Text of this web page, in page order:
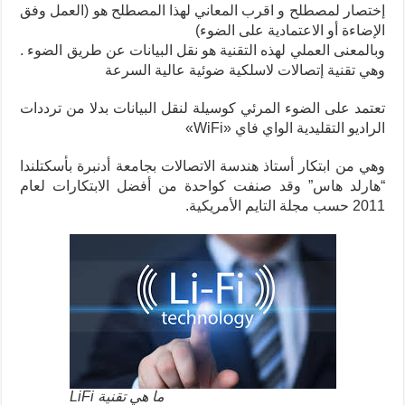
إختصار لمصطلح و اقرب المعاني لهذا المصطلح هو (العمل وفق
الإضاءة أو الاعتمادية على الضوء)
وبالمعنى العملي لهذه التقنية هو نقل البيانات عن طريق الضوء .
وهي تقنية إتصالات لاسلكية ضوئية عالية السرعة
تعتمد على الضوء المرئي كوسيلة لنقل البيانات بدلا من ترددات
الراديو التقليدية الواي فاي «WiFi»
وهي من ابتكار أستاذ هندسة الاتصالات بجامعة أدنبرة بأسكتلندا
“هارلد هاس” وقد صنفت كواحدة من أفضل الابتكارات لعام
2011 حسب مجلة التايم الأمريكية.
ما هي تقنية LiFi